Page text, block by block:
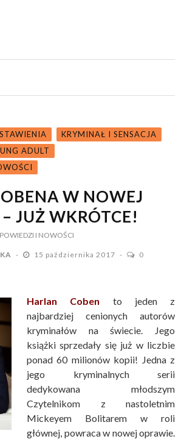
KRYMINAŁ I SENSACJA
ADULT
W NOWEJ
JUŻ WKRÓTCE!
I NOWOŚCI
15 października 2017 0
Harlan Coben to jeden z
najbardziej cenionych autorów
kryminałów na świecie. Jego
książki sprzedały się już w liczbie
ponad 60 milionów kopii! Jedna z
jego kryminalnych serii
dedykowana młodszym
Czytelnikom z nastoletnim
Mickeyem Bolitarem w roli
głównej, powraca w nowej oprawie.